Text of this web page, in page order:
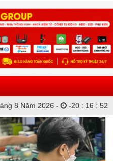
8 Năm 2026 - -20 : 16 : 52